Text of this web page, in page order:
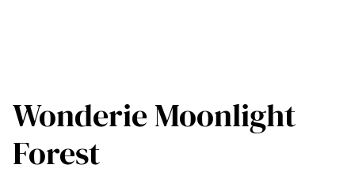
Wonderie Moonlight
Forest